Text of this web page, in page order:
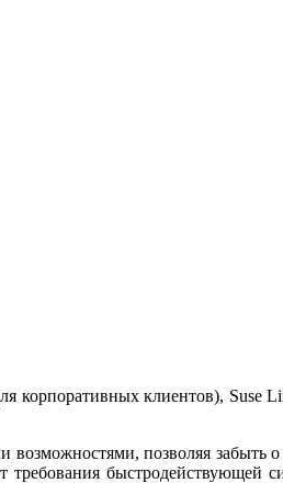
клиентов), Suse
возможностями, позволяя забыть
требования быстродействующей